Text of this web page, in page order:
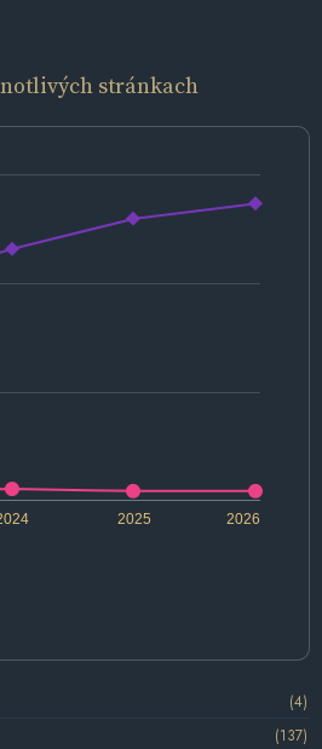
stránkach
2026
2025
(4)
(137)